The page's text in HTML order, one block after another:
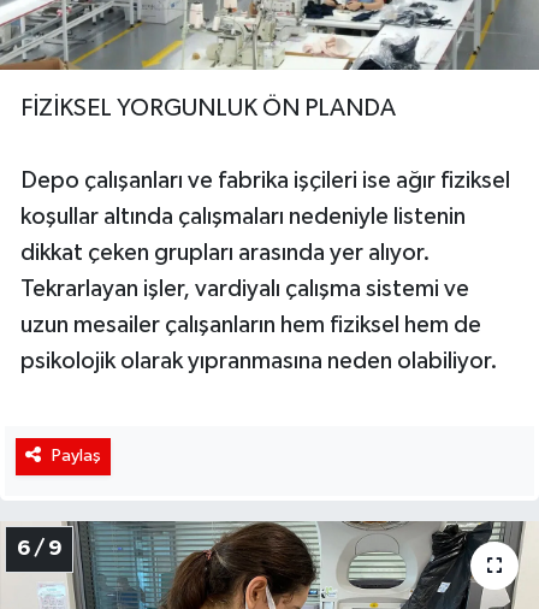
FİZİKSEL YORGUNLUK ÖN PLANDA
Depo çalışanları ve fabrika işçileri ise ağır fiziksel
koşullar altında çalışmaları nedeniyle listenin
dikkat çeken grupları arasında yer alıyor.
Tekrarlayan işler, vardiyalı çalışma sistemi ve
uzun mesailer çalışanların hem fiziksel hem de
psikolojik olarak yıpranmasına neden olabiliyor.
Paylaş
6 / 9